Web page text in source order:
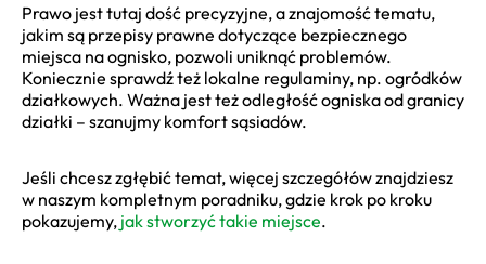
Prawo jest tutaj dość precyzyjne, a znajomość tematu,
jakim są przepisy prawne dotyczące bezpiecznego
miejsca na ognisko, pozwoli uniknąć problemów.
Koniecznie sprawdź też lokalne regulaminy, np. ogródków
działkowych. Ważna jest też odległość ogniska od granicy
działki – szanujmy komfort sąsiadów.
Jeśli chcesz zgłębić temat, więcej szczegółów znajdziesz
w naszym kompletnym poradniku, gdzie krok po kroku
pokazujemy, jak stworzyć takie miejsce.